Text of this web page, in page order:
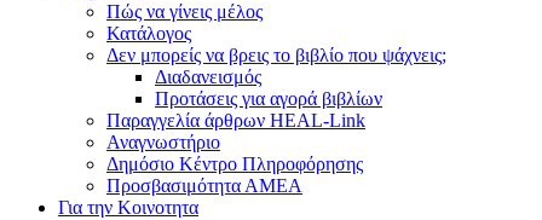
Πώς να γίνεις μέλος
Κατάλογος
Δεν μπορείς να βρεις το βιβλίο που ψάχνεις;
Διαδανεισμός
Προτάσεις για αγορά βιβλίων
Παραγγελία άρθρων HEAL-Link
Αναγνωστήριο
Δημόσιο Κέντρο Πληροφόρησης
Προσβασιμότητα ΑΜΕΑ
Για την Κοινοτητα